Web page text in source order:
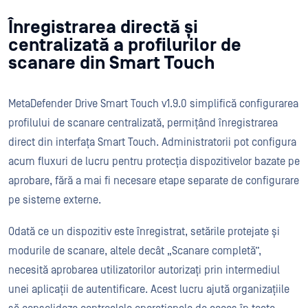
Înregistrarea directă și
centralizată a profilurilor de
scanare din Smart Touch
MetaDefender Drive Smart Touch v1.9.0 simplifică configurarea
profilului de scanare centralizată, permițând înregistrarea
direct din interfața Smart Touch. Administratorii pot configura
acum fluxuri de lucru pentru protecția dispozitivelor bazate pe
aprobare, fără a mai fi necesare etape separate de configurare
pe sisteme externe.
Odată ce un dispozitiv este înregistrat, setările protejate și
modurile de scanare, altele decât „Scanare completă”,
necesită aprobarea utilizatorilor autorizați prin intermediul
unei aplicații de autentificare. Acest lucru ajută organizațiile